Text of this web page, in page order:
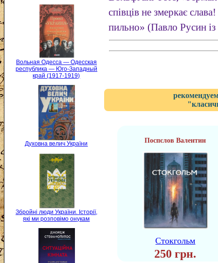
Вольная Одесса — Одесская
республика — Юго-Западный
край (1917-1919)
Духовна велич України
Збройні люди України. Історії,
які ми розповімо онукам
співців не змеркає
пильно» (Павло Русин
Поспєлов Валентин
Стокгольм
250 грн.